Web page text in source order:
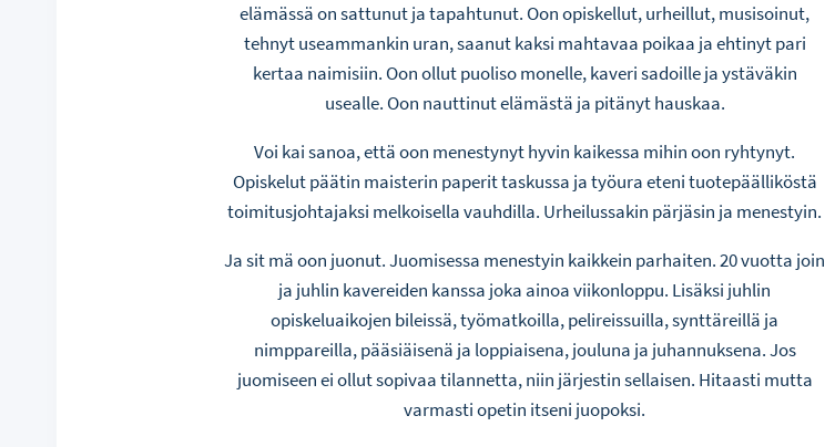
elämässä on sattunut ja tapahtunut. Oon opiskellut, urheillut, musisoinut,
tehnyt useammankin uran, saanut kaksi mahtavaa poikaa ja ehtinyt pari
kertaa naimisiin. Oon ollut puoliso monelle, kaveri sadoille ja ystäväkin
usealle. Oon nauttinut elämästä ja pitänyt hauskaa.
Voi kai sanoa, että oon menestynyt hyvin kaikessa mihin oon ryhtynyt.
Opiskelut päätin maisterin paperit taskussa ja työura eteni tuotepäälliköstä
toimitusjohtajaksi melkoisella vauhdilla. Urheilussakin pärjäsin ja menestyin.
Ja sit mä oon juonut. Juomisessa menestyin kaikkein parhaiten. 20 vuotta join
ja juhlin kavereiden kanssa joka ainoa viikonloppu. Lisäksi juhlin
opiskeluaikojen bileissä, työmatkoilla, pelireissuilla, synttäreillä ja
nimppareilla, pääsiäisenä ja loppiaisena, jouluna ja juhannuksena. Jos
juomiseen ei ollut sopivaa tilannetta, niin järjestin sellaisen. Hitaasti mutta
varmasti opetin itseni juopoksi.